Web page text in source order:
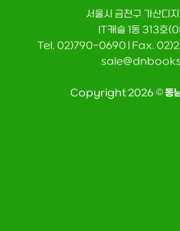
서울시 금천구 가산디
IT캐슬 1동 313호
Tel. 02)790-0690 | Fax.
Copyright 2026 ©동